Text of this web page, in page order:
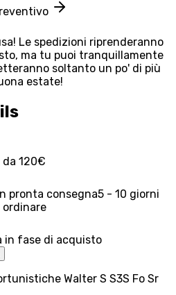
Le spedizioni riprenderanno
ma tu puoi tranquillamente
soltanto un po' di più
estate!
120€
pronta consegna5 - 10 giorni
in fase di acquisto
Walter S S3S Fo Sr